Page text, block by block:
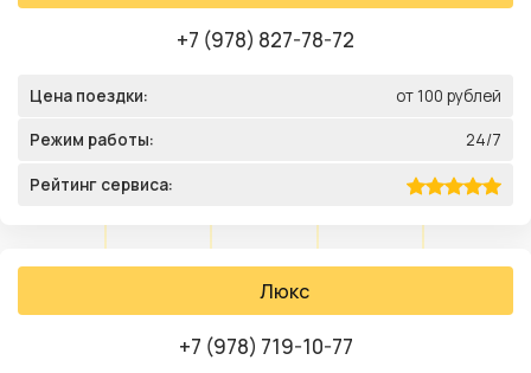
+7 (978) 827-78-72
Цена поездки: от 100 рублей
Режим работы: 24/7
Рейтинг сервиса:
Люкс
+7 (978) 719-10-77